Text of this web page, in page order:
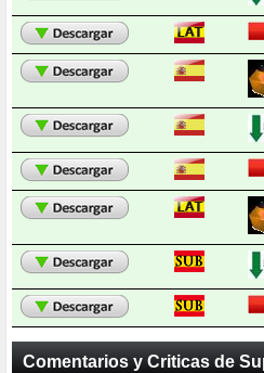
Comentarios y Criticas de